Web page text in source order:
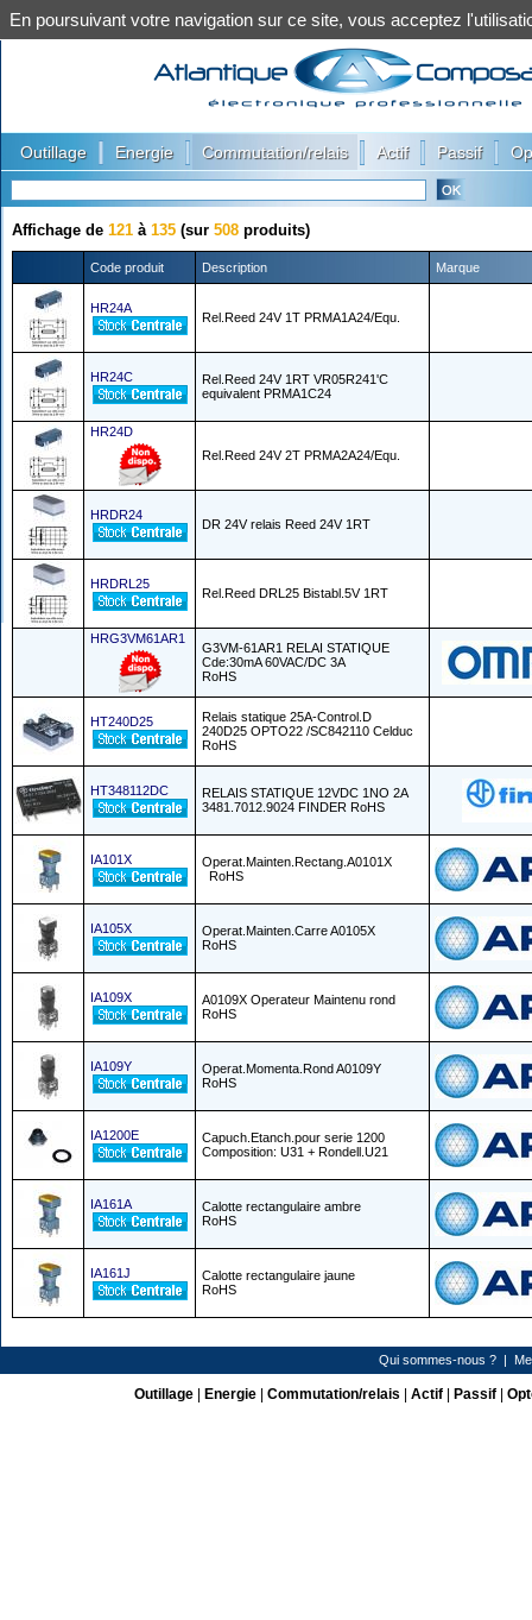
Outillage Energie Commutation/relais Actif Passif
Affichage de 121 à 135 (sur 508 produits)
Code produit Description Marque
HR24A
Rel.Reed 24V 1T PRMA1A24/Equ.
HR24C
Rel.Reed 24V 1RT VR05R241'C
equivalent PRMA1C24
HR24D
Rel.Reed 24V 2T PRMA2A24/Equ.
HRDR24
DR 24V relais Reed 24V 1RT
HRDRL25
Rel.Reed DRL25 Bistabl.5V 1RT
HRG3VM61AR1
G3VM-61AR1 RELAI STATIQUE
Cde:30mA 60VAC/DC 3A
RoHS
HT240D25
Relais statique 25A-Control.D
240D25 OPTO22 /SC842110 Celduc
RoHS
HT348112DC
RELAIS STATIQUE 12VDC 1NO 2A
3481.7012.9024 FINDER RoHS
IA101X
Operat.Mainten.Rectang.A0101X
RoHS
IA105X
Operat.Mainten.Carre A0105X
RoHS
IA109X
A0109X Operateur Maintenu rond
RoHS
IA109Y
Operat.Momenta.Rond A0109Y
RoHS
IA1200E
Capuch.Etanch.pour serie 1200
Composition: U31 + Rondell.U21
IA161A
Calotte rectangulaire ambre
RoHS
IA161J
Calotte rectangulaire jaune
RoHS
Qui sommes-nous ? |
Outillage| Energie| Commutation/relais Actif| Passif|
En poursuivant votre navigation sur ce site, vous acceptez